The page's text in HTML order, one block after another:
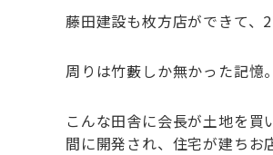
藤田建設も枚方店ができて、
周りは竹藪しか無かった記憶。
こんな田舎に会長が土地を
間に開発され、住宅が建ちお